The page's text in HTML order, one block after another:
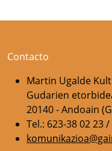
Contacto
Martin Ugalde
Gudarien
20140 - Andoain
Tel.: 623-38 02 23